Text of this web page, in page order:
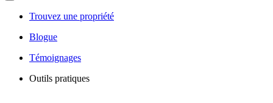
Trouvez une propriété
Blogue
Témoignages
Outils pratiques